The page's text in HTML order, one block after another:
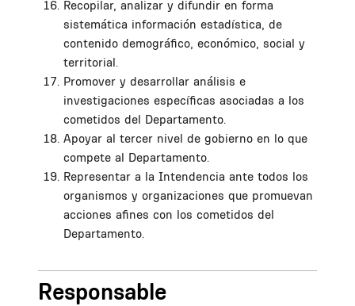
Recopilar, analizar y difundir en forma
sistemática información estadística, de
contenido demográfico, económico, social y
territorial.
Promover y desarrollar análisis e
investigaciones específicas asociadas a los
cometidos del Departamento.
Apoyar al tercer nivel de gobierno en lo que
compete al Departamento.
Representar a la Intendencia ante todos los
organismos y organizaciones que promuevan
acciones afines con los cometidos del
Departamento.
Responsable